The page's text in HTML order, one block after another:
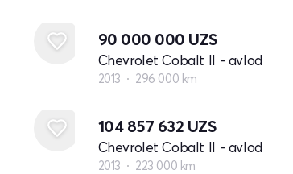
90 000 000 UZS
Chevrolet Cobalt II - avlod
2013 296 000 km
104 857 632 UZS
Chevrolet Cobalt II - avlod
2013 223 000 km